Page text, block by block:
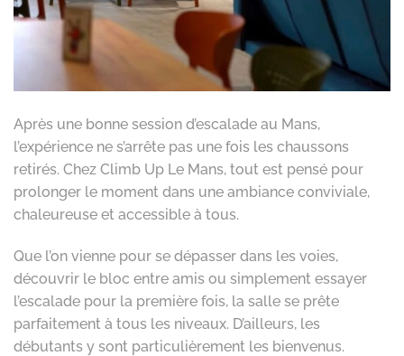
Après une bonne session d’escalade au Mans,
l’expérience ne s’arrête pas une fois les chaussons
retirés. Chez Climb Up Le Mans, tout est pensé pour
prolonger le moment dans une ambiance conviviale,
chaleureuse et accessible à tous.
Que l’on vienne pour se dépasser dans les voies,
découvrir le bloc entre amis ou simplement essayer
l’escalade pour la première fois, la salle se prête
parfaitement à tous les niveaux. D’ailleurs, les
débutants y sont particulièrement les bienvenus.